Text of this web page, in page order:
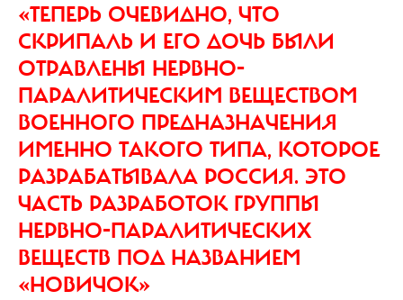
«ТЕПЕРЬ ОЧЕВИДНО, ЧТО
СКРИПАЛЬ И ЕГО ДОЧЬ БЫЛИ
ОТРАВЛЕНЫ НЕРВНО-
ПАРАЛИТИЧЕСКИМ ВЕЩЕСТВОМ
ВОЕННОГО ПРЕДНАЗНАЧЕНИЯ
ИМЕННО ТАКОГО ТИПА, КОТОРОЕ
РАЗРАБАТЫВАЛА РОССИЯ. ЭТО
ЧАСТЬ РАЗРАБОТОК ГРУППЫ
НЕРВНО-ПАРАЛИТИЧЕСКИХ
ВЕЩЕСТВ ПОД НАЗВАНИЕМ
«НОВИЧОК»